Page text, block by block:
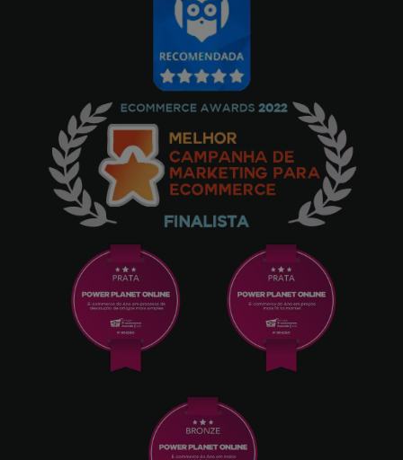
Qualidade de som espetacular. Recomendo. -
Branco
Augusto Capão
09/05/2025
Sempre fieis aos produtos, com muita
qualidade, entregas rápidas. - Branco
São brutais, som espetacular, um 10 - Branco